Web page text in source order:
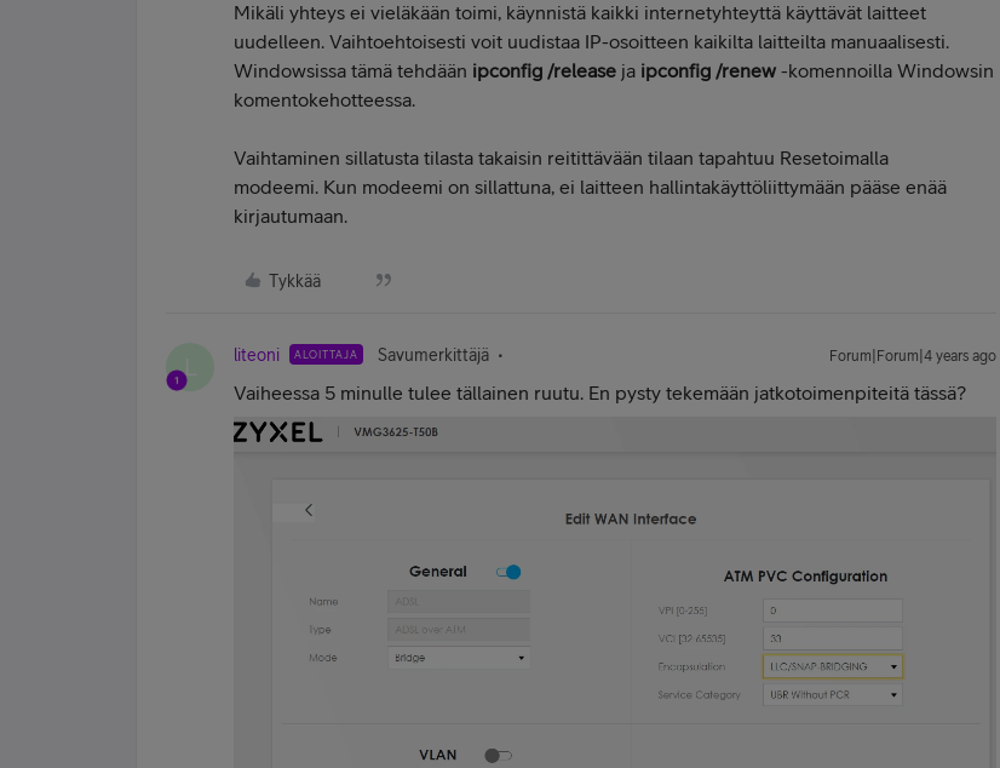
Mikäli yhteys ei vieläkään toimi, käynnistä kaikki internetyhteyttä käyttävät laitteet
uudelleen. Vaihtoehtoisesti voit uudistaa IP-osoitteen kaikilta laitteilta manuaalisesti.
Windowsissa tämä tehdään ipconfig /release ja ipconfig /renew -komennoilla Windowsin
komentokehotteessa.
Vaihtaminen sillatusta tilasta takaisin reitittävään tilaan tapahtuu Resetoimalla
modeemi. Kun modeemi on sillattuna, ei laitteen hallintakäyttöliittymään pääse enää
kirjautumaan.
Tykkää
L liteoni ALOITTAJA Savumerkittäjä Forum|Forum|4 years ago
Vaiheessa 5 minulle tulee tällainen ruutu. En pysty tekemään jatkotoimenpiteitä tässä?